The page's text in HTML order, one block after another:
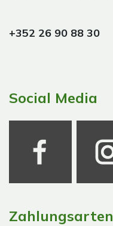
+352 26 90 88 30
Social Media
Zahlungsarten